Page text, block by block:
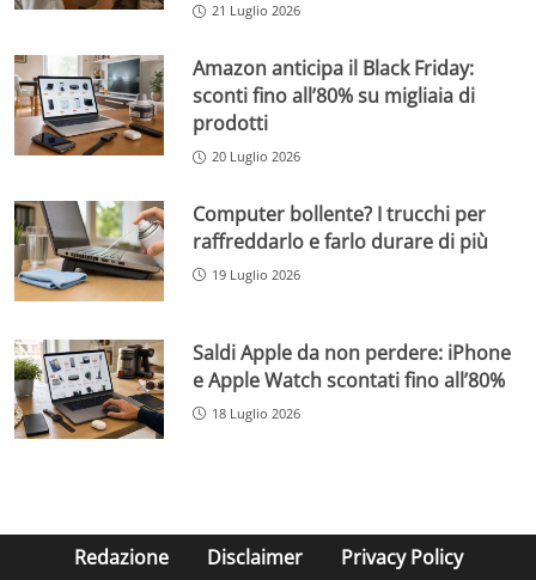
21 Luglio 2026
Amazon anticipa il Black Friday:
sconti fino all’80% su migliaia di
prodotti
20 Luglio 2026
Computer bollente? I trucchi per
raffreddarlo e farlo durare di più
19 Luglio 2026
Saldi Apple da non perdere: iPhone
e Apple Watch scontati fino all’80%
18 Luglio 2026
Redazione Disclaimer Privacy Policy